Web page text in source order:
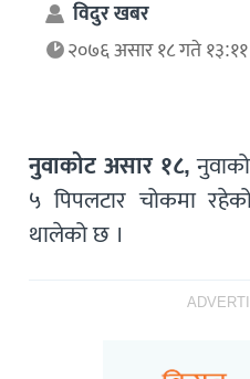
विदुर खबर
२०७६ असार १८ गते १३:११
नुवाकोट असार १८,
५ पिपलटार चोकमा रहेको
थालेको छ ।